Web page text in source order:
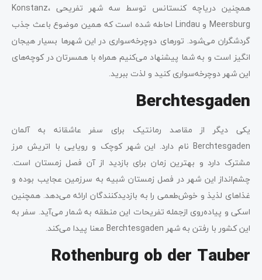
همچنین دریاچه کنستانس توسط سه شهر تفریحی Konstanz،
Meersburg و Lindau احاطه شده است که همین موضوع باعث جذب
گردشگران می‌شود. تورهای دوچرخه‌سواری در این شهرها بسیار هیجان
انگیز است و به شما پیشنهاد می‌کنیم همراه با همسرتان در کوچه‌های
این شهر دوچرخه‌سواری کنید و لذت ببرید.
Berchtesgaden
یکی دیگر از مقاصد رمانتیک برای سفر عاشقانه به آلمان
Berchtesgaden نام دارد. این شهر کوچک و رویایی با اتریش مرز
مشترک دارد و بهترین زمان برای بازدید از آن فصل زمستان است.
چشم‌انداز این شهر در فصل زمستان شبیه به سرزمین عجایب بوده و
غذاهای لذیذ و خوش‌طعمی را به بازدیدکنندگان ارائه می‌دهد. همچنین
اسکی و پیاده‌روی ازجمله تفریحات این منطقه به شمار می‌آید. سفر به
این کشور با رفتن به شهر Berchtesgaden معنا پیدا می‌کند.
Rothenburg ob der Tauber